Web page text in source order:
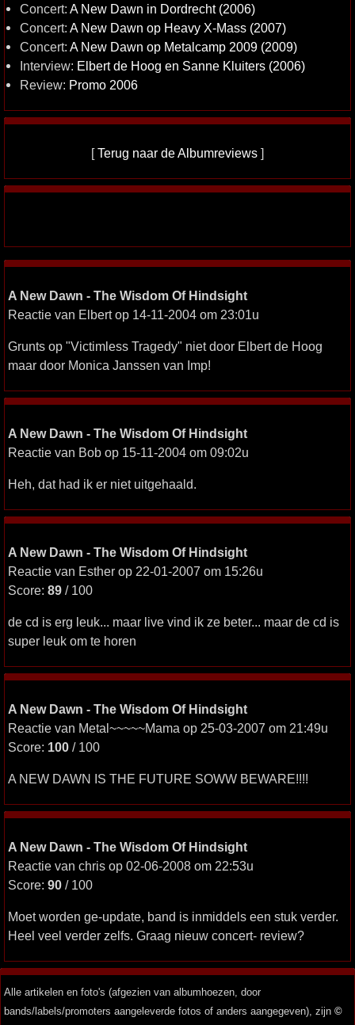
Concert: A New Dawn in Dordrecht (2006)
Concert: A New Dawn op Heavy X-Mass (2007)
Concert: A New Dawn op Metalcamp 2009 (2009)
Interview: Elbert de Hoog en Sanne Kluiters (2006)
Review: Promo 2006
[Terug naar de Albumreviews ]
A New Dawn - The Wisdom Of Hindsight
Reactie van Elbert op 14-11-2004 om 23:01u
Grunts op "Victimless Tragedy" niet door Elbert de Hoog
maar door Monica Janssen van Imp!
A New Dawn - The Wisdom Of Hindsight
Reactie van Bob op 15-11-2004 om 09:02u
Heh, dat had ik er niet uitgehaald.
A New Dawn - The Wisdom Of Hindsight
Reactie van Esther op 22-01-2007 om 15:26u
Score: 89 / 100
de cd is erg leuk... maar live vind ik ze beter... maar de cd is
super leuk om te horen
A New Dawn - The Wisdom Of Hindsight
Reactie van Metal~~~~~Mama op 25-03-2007 om 21:49u
Score: 100 / 100
A NEW DAWN IS THE FUTURE SOWW BEWARE!!!!
A New Dawn - The Wisdom Of Hindsight
Reactie van chris op 02-06-2008 om 22:53u
Score: 90 / 100
Moet worden ge-update, band is inmiddels een stuk verder.
Heel veel verder zelfs. Graag nieuw concert- review?
Alle artikelen en foto's (afgezien van albumhoezen, door
bands/labels/promoters aangeleverde fotos of anders aangegeven), zijn ©